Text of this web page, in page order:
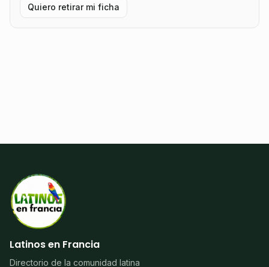
Quiero retirar mi ficha
Latinos en Francia
Directorio de la comunidad latina